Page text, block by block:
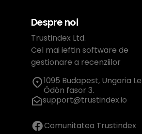
Despre noi
Trustindex Ltd.
Cel mai ieftin software de
gestionare a recenziilor
1095 Budapest, Ungaria
Ödön fasor 3.
support@trustindex.io
Comunitatea Trustindex